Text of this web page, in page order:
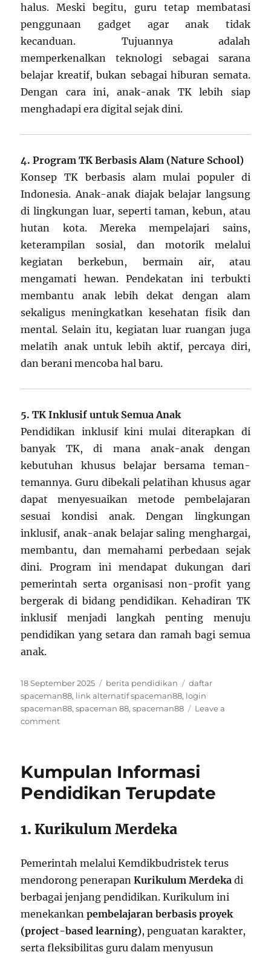
halus. Meski begitu, guru tetap membatasi
penggunaan gadget agar anak tidak
kecanduan. Tujuannya adalah
memperkenalkan teknologi sebagai sarana
belajar kreatif, bukan sebagai hiburan semata.
Dengan cara ini, anak-anak TK lebih siap
menghadapi era digital sejak dini.
4. Program TK Berbasis Alam (Nature School)
Konsep TK berbasis alam mulai populer di
Indonesia. Anak-anak diajak belajar langsung
di lingkungan luar, seperti taman, kebun, atau
hutan kota. Mereka mempelajari sains,
keterampilan sosial, dan motorik melalui
kegiatan berkebun, bermain air, atau
mengamati hewan. Pendekatan ini terbukti
membantu anak lebih dekat dengan alam
sekaligus meningkatkan kesehatan fisik dan
mental. Selain itu, kegiatan luar ruangan juga
melatih anak untuk lebih aktif, percaya diri,
dan berani mencoba hal baru.
5. TK Inklusif untuk Semua Anak
Pendidikan inklusif kini mulai diterapkan di
banyak TK, di mana anak-anak dengan
kebutuhan khusus belajar bersama teman-
temannya. Guru dibekali pelatihan khusus agar
dapat menyesuaikan metode pembelajaran
sesuai kondisi anak. Dengan lingkungan
inklusif, anak-anak belajar saling menghargai,
membantu, dan memahami perbedaan sejak
dini. Program ini mendapat dukungan dari
pemerintah serta organisasi non-profit yang
bergerak di bidang pendidikan. Kehadiran TK
inklusif menjadi langkah penting menuju
pendidikan yang setara dan ramah bagi semua
anak.
Posted
on
18 September 2025 Categories
berita pendidikan Tags
daftar
spaceman88, link alternatif spaceman88, login
spaceman88,spaceman 88,spaceman88
Leave a
commenton
Terkini:
5
Program
yang
Mulai
Sekarang
Kumpulan Informasi
Pendidikan Terupdate
1. Kurikulum Merdeka
Pemerintah melalui Kemdikbudristek terus
mendorong penerapanKurikulum Merdeka di
berbagai jenjang pendidikan. Kurikulum ini
menekankanpembelajaran berbasis proyek
(project-based learning), penguatan karakter,
serta fleksibilitas guru dalam menyusun